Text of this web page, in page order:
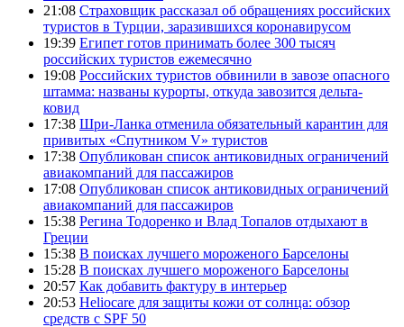
21:08 Страховщик рассказал об обращениях российских
туристов в Турции, заразившихся коронавирусом
19:39 Египет готов принимать более 300 тысяч
российских туристов ежемесячно
19:08 Российских туристов обвинили в завозе опасного
штамма: названы курорты, откуда завозится дельта-
ковид
17:38 Шри-Ланка отменила обязательный карантин для
привитых «Спутником V» туристов
17:38 Опубликован список антиковидных ограничений
авиакомпаний для пассажиров
17:08 Опубликован список антиковидных ограничений
авиакомпаний для пассажиров
15:38 Регина Тодоренко и Влад Топалов отдыхают в
Греции
15:38 В поисках лучшего мороженого Барселоны
15:28 В поисках лучшего мороженого Барселоны
20:57 Как добавить фактуру в интерьер
20:53 Heliocare для защиты кожи от солнца: обзор
средств с SPF 50